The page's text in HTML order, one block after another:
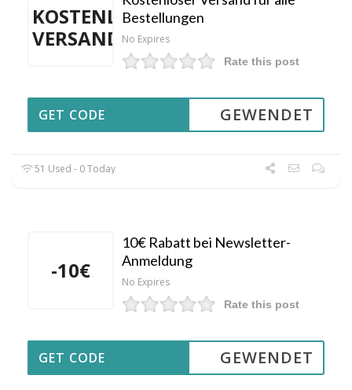
KOSTENLOSER
VERSAND
Bestellungen
No Expires
Rate this post
GEWENDET
GET CODE
51 Used - 0 Today
-10€
10€ Rabatt bei Newsletter-
Anmeldung
No Expires
Rate this post
GEWENDET
GET CODE